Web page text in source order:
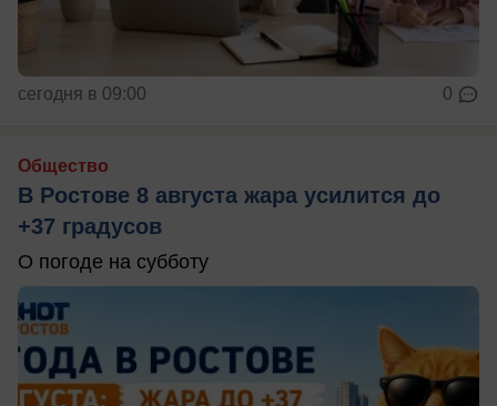
сегодня в 09:00 0
Общество
В Ростове 8 августа жара усилится до
+37 градусов
О погоде на субботу